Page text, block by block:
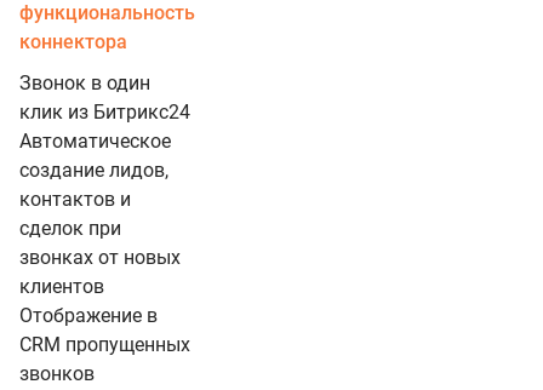
функциональность
коннектора
Звонок в один
клик из Битрикс24
Автоматическое
создание лидов,
контактов и
сделок при
звонках от новых
клиентов
Отображение в
CRM пропущенных
звонков